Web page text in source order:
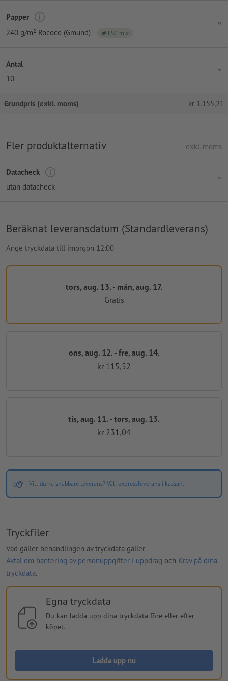
Papper
240 g/m² Rococo (Gmund)
FSC mix
Antal
10
Grundpris (exkl. moms) kr 1.155,21
Fler produktalternativ exkl. moms
Datacheck
utan datacheck
Beräknat leveransdatum (Standardleverans)
Ange tryckdata till imorgon 12:00
tors, aug. 13. - mån, aug. 17.
Gratis
ons, aug. 12. - fre, aug. 14.
kr 115,52
tis, aug. 11. - tors, aug. 13.
kr 231,04
Vill du ha snabbare leverans? Välj expressleverans i kassan.
Tryckfiler
Vad gäller behandlingen av tryckdata gäller
Avtal om hantering av personuppgifter i uppdrag och Krav på dina
tryckdata.
Egna tryckdata
Du kan ladda upp dina tryckdata före eller efter
köpet.
Ladda upp nu